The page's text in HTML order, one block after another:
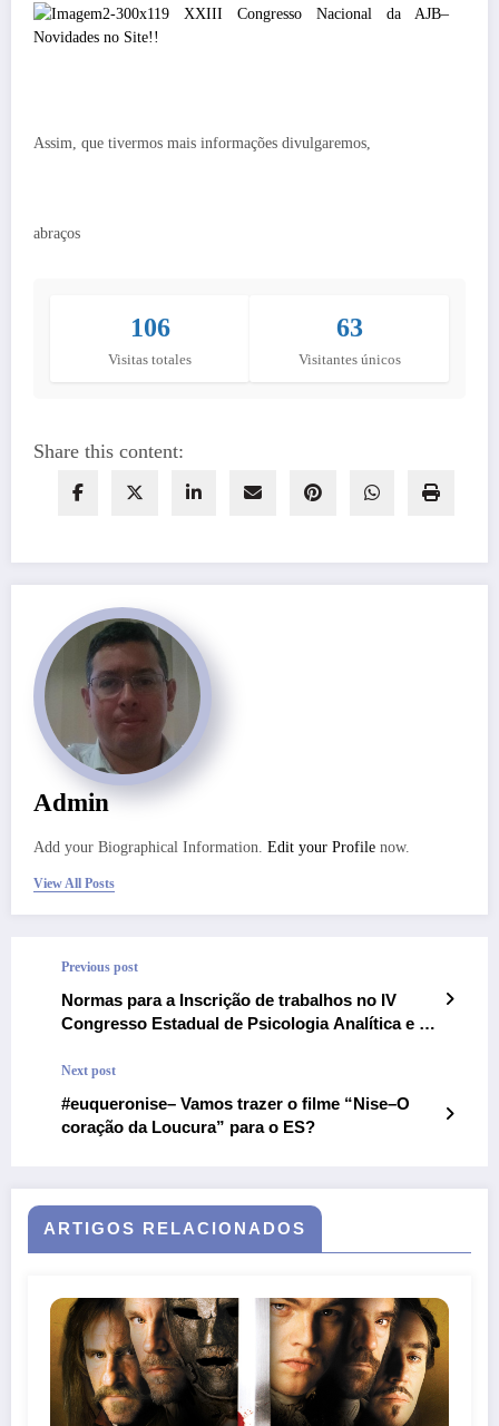
Assim, que tivermos mais informações divulgaremos,
abraços
106
Visitas totales
63
Visitantes únicos
Share this content:
Admin
Add your Biographical Information. Edit your Profile now.
View All Posts
Previous post
Normas para a Inscrição de trabalhos no IV
Congresso Estadual de Psicologia Analítica e VI
Next post
#euqueronise– Vamos trazer o filme “Nise–O
coração da Loucura” para o ES?
ARTIGOS RELACIONADOS